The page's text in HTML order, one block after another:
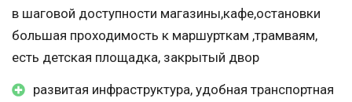
в шаговой доступности магазины,кафе,остановки
большая проходимость к маршурткам ,трамваям,
есть детская площадка, закрытый двор
развитая инфраструктура, удобная транспортная